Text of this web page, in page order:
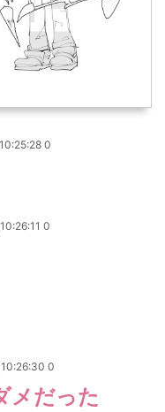
0
0
0
メだった